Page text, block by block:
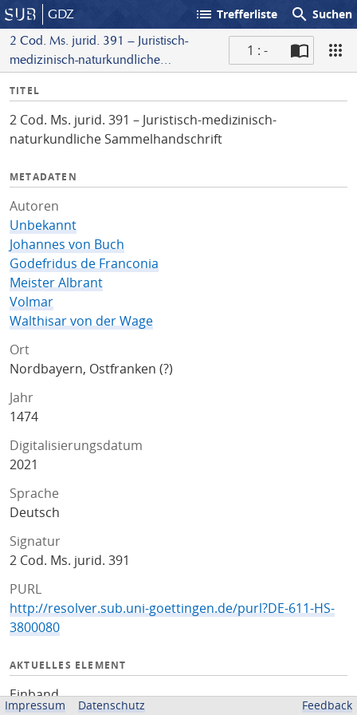
GDZ list Trefferliste search Suchen
2 Cod. Ms. jurid. 391 – Juristisch-
medizinisch-naturkundliche
1 : -
I
f
o
TITEL
2 Cod. Ms. jurid. 391 – Juristisch-medizinisch-
naturkundliche Sammelhandschrift
METADATEN
Autoren
Unbekannt
Johannes von Buch
Godefridus de Franconia
Meister Albrant
Volmar
Walthisar von der Wage
Ort
Nordbayern, Ostfranken (?)
Jahr
1474
Digitalisierungsdatum
2021
Sprache
Deutsch
Signatur
2 Cod. Ms. jurid. 391
PURL
http://resolver.sub.uni-goettingen.de/purl?DE-611-HS-
3800080
AKTUELLES ELEMENT
Einband
Impressum Datenschutz Feedback